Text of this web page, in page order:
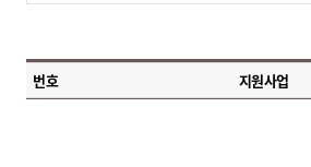
번호 지원사업